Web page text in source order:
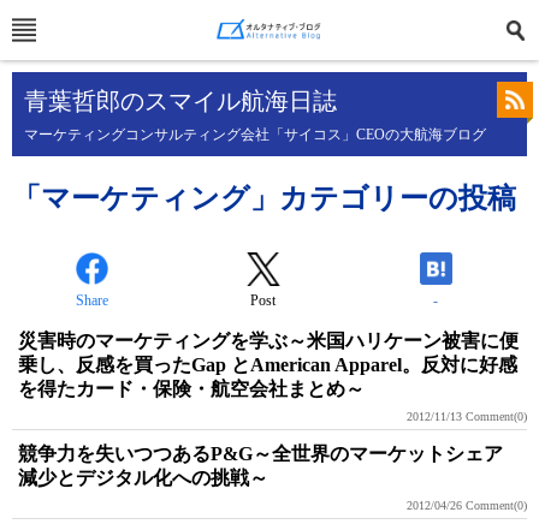
青葉哲郎のスマイル航海日誌
マーケティングコンサルティング会社「サイコス」CEOの大航海ブログ
「マーケティング」カテゴリーの投稿
Share Post -
災害時のマーケティングを学ぶ～米国ハリケーン被害に便
乗し、反感を買ったGap とAmerican Apparel。反対に好感
を得たカード・保険・航空会社まとめ～
2012/11/13 Comment(0)
競争力を失いつつあるP&G～全世界のマーケットシェア
減少とデジタル化への挑戦～
2012/04/26 Comment(0)